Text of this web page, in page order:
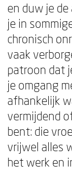
en duw je de
je in
chronisch
vaak
patroon dat
je omgang
afhankelijk
vermijdend
bent: die
vrijwel alles
het werk en